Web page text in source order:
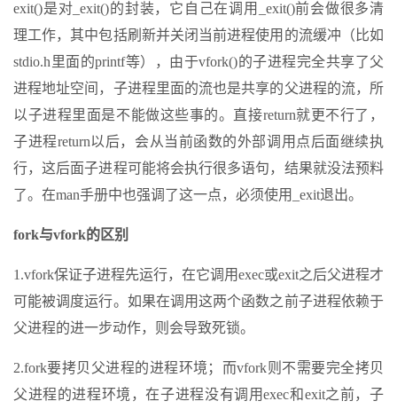
exit()是对_exit()的封装，它自己在调用_exit()前会做很多清
理工作，其中包括刷新并关闭当前进程使用的流缓冲（比如
stdio.h里面的printf等），由于vfork()的子进程完全共享了父
进程地址空间，子进程里面的流也是共享的父进程的流，所
以子进程里面是不能做这些事的。直接return就更不行了，
子进程return以后，会从当前函数的外部调用点后面继续执
行，这后面子进程可能将会执行很多语句，结果就没法预料
了。在man手册中也强调了这一点，必须使用_exit退出。
fork与vfork的区别
1.vfork保证子进程先运行，在它调用exec或exit之后父进程才
可能被调度运行。如果在调用这两个函数之前子进程依赖于
父进程的进一步动作，则会导致死锁。
2.fork要拷贝父进程的进程环境；而vfork则不需要完全拷贝
父进程的进程环境，在子进程没有调用exec和exit之前，子